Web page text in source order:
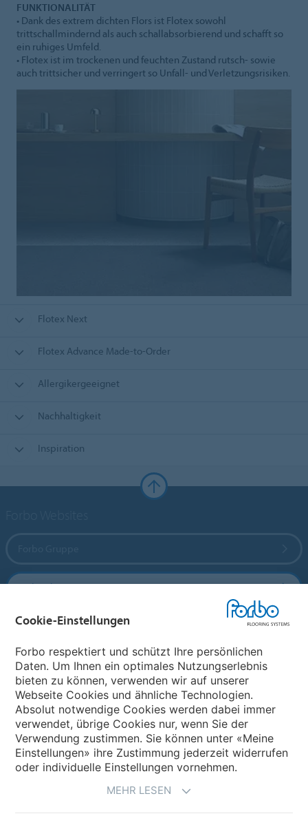
FUNKTIONALITÄT
• Dank des extrem dichten Flors ist Flotex sowohl
trittschallmindernd als auch schallabsorbierend und schafft so
ein ruhiges Umfeld.
• Flotex ist im trockenen und feuchten Zustand rutsch- sowie
auch trittsicher und verringert so Unfall- und Verletzungsrisiken.
Flotex Next
Flotex Advance Made-to-Order
Allergikergeeignet
Nachhaltigkeit
Inspiration
Forbo Flooring Systems
Forbo Movement Systems
Land auswählen
Land auswählen
Cookie-Einstellungen
Forbo respektiert und schützt Ihre persönlichen
Daten. Um Ihnen ein optimales Nutzungserlebnis
bieten zu können, verwenden wir auf unserer
Webseite Cookies und ähnliche Technologien.
Absolut notwendige Cookies werden dabei immer
verwendet, übrige Cookies nur, wenn Sie der
Verwendung zustimmen. Sie können unter «Meine
Einstellungen» ihre Zustimmung jederzeit widerrufen
oder individuelle Einstellungen vornehmen.
MEHR LESEN